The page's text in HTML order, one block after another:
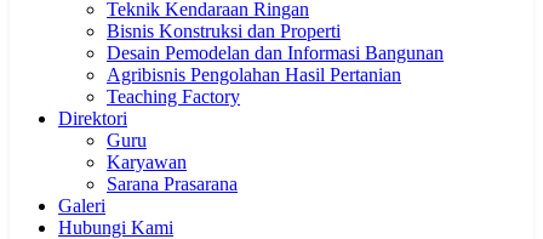
Teknik Kendaraan Ringan
Bisnis Konstruksi dan Properti
Desain Pemodelan dan Informasi Bangunan
Agribisnis Pengolahan Hasil Pertanian
Teaching Factory
Direktori
Guru
Karyawan
Sarana Prasarana
Galeri
Hubungi Kami